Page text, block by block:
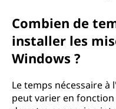
Combien de
installer les
Windows ?
Le temps nécessaire
peut varier en